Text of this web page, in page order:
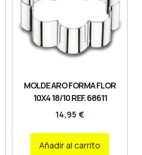
MOLDE ARO FORMA FLOR
10X4 18/10 REF. 68611
14,95 €
Añadir al carrito